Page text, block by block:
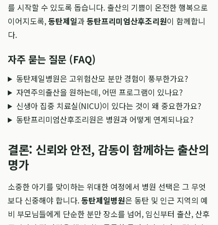
를 시작할 수 있도록 돕습니다. 출산의 기쁨이 온전한 행복으로
이어지도록,동탄제일과동탄프리미엄산후조리원이 함께합니
다.
자주 묻는 질문 (FAQ)
동탄제일병원은 고위험산모 분만 경험이 풍부한가요?
자연주의출산을 원하는데, 어떤 프로그램이 있나요?
신생아 집중 치료실(NICU)이 있다는 것이 왜 중요한가요?
동탄프리미엄산후조리원은 병원과 어떻게 연계되나요?
결론: 신뢰와 안전, 감동이 함께하는 출산의
명가
소중한 아기를 맞이하는 위대한 여정에서 병원 선택은 그 무엇
보다 신중해야 합니다.동탄제일병원은 동탄 및 인근 지역의 예
비 부모님들에게 단순한 분만 장소를 넘어, 임신부터 출산, 산후